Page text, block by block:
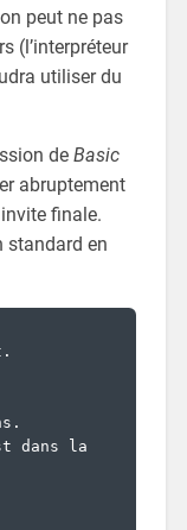
peut ne pas
(l’interpréteur
utiliser du
de Basic
abruptement
finale.
standard en
dans la